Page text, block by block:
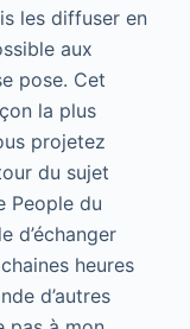
les diffuser en
aux
pose. Cet
la plus
projetez
du sujet
People du
d’échanger
heures
d’autres